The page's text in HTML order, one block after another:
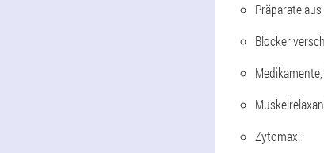
Präparate
Blocker
Zytomax;